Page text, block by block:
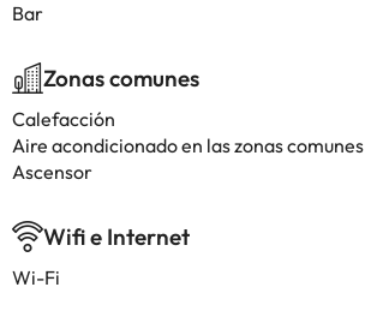
Bar
Zonas comunes
Calefacción
Aire acondicionado en las zonas comunes
Ascensor
Wifi e Internet
Wi-Fi